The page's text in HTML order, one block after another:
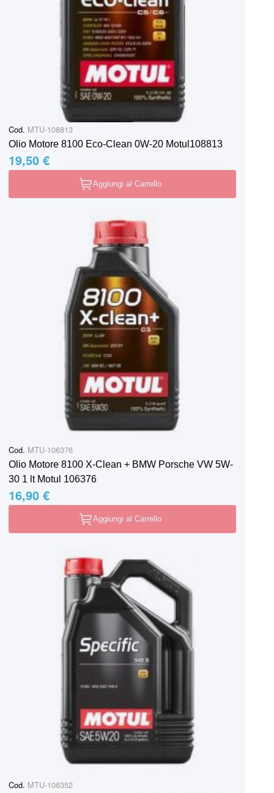
Cod. MTU-108813
Olio Motore 8100 Eco-Clean 0W-20 Motul108813
19,50 €
Aggiungi al Carrello
Cod. MTU-106376
Olio Motore 8100 X-Clean + BMW Porsche VW 5W-
30 1 lt Motul 106376
16,90 €
Aggiungi al Carrello
Cod. MTU-106352